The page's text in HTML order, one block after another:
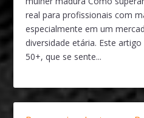
real para profissionais com
especialmente em um
diversidade etária. Este
50+, que se sente...